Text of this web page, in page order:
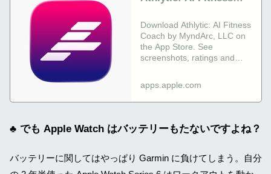
Download Athlytic: AI Fitness
Coach by MyndArc, LLC on
the App Store. See
screenshots, ratings and
apps like Athlytic: AI
Fitness…
apps.apple.com
でも Apple Watch はバッテリーもたないですよね？
バッテリーに関してはやっぱり Garmin に負けてしまう。自分